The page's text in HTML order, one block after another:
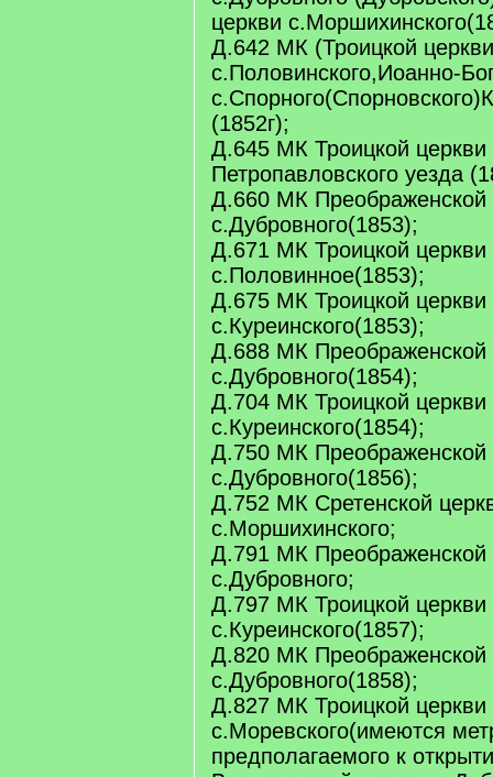
церкви
Д.642 МК (Троицкой
с.Половинского,Иоанно-
(1852г);
Д.645 МК Троицкой церкви
Петропавловского уезда
Д.660 МК Преображенской
с.Дубровного(1853);
Д.671 МК Троицкой церкви
с.Половинное(1853);
Д.675 МК Троицкой церкви
с.Куреинского(1853);
Д.688 МК Преображенской
с.Дубровного(1854);
Д.704 МК Троицкой церкви
с.Куреинского(1854);
Д.750 МК Преображенской
с.Дубровного(1856);
Д.752 МК Сретенской
с.Моршихинского;
Д.791 МК Преображенской
с.Дубровного;
Д.797 МК Троицкой церкви
с.Куреинского(1857);
Д.820 МК Преображенской
с.Дубровного(1858);
Д.827 МК Троицкой церкви
с.Моревского(имеются
предполагаемого к